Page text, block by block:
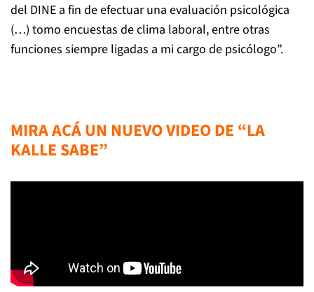
del DINE a fin de efectuar una evaluación psicológica
(…) tomo encuestas de clima laboral, entre otras
funciones siempre ligadas a mi cargo de psicólogo”.
MIRA ACÁ UN NUEVO VIDEO DE “LA
KALLE SABE”